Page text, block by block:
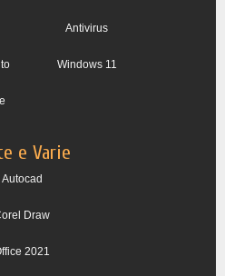
Antivirus
Windows 11
e Varie
Autocad
Draw
2021